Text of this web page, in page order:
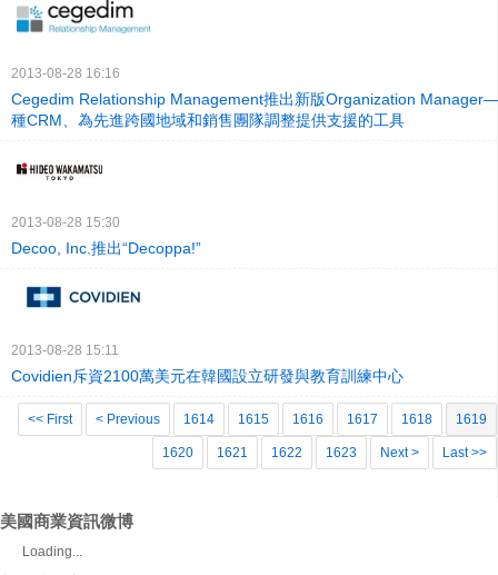
2013-08-28 16:16
Cegedim Relationship Management推出新版Organization
種CRM、為先進跨國地域和銷售團隊調整提供支援的工具
2013-08-28 15:30
Decoo, Inc.推出“Decoppa!”
2013-08-28 15:11
Covidien斥資2100萬美元在韓國設立研發與教育訓練中心
<< First < Previous 1614 1615 1616 1617 1618 1619
1620 1621 1622 1623 Next > Last >>
美國商業資訊微博
Loading...